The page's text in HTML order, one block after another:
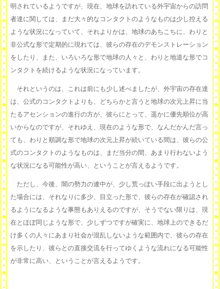
明されているようですが、現在、地球を訪れている外宇宙からの訪問
者達に関しては、まだ大々的なコンタクトのようなものは少し控える
ような状況になっていて、それよりかは、地球のあちこちに、わりと
非公式な形で定期的に現れては、彼らの存在のデモンストレーション
をしたり、また、いろいろな形で地球の人々と、わりと地道な形でコ
ンタクトを続けるような状況になっています。
それというのは、これは前にも少し述べましたが、外宇宙の存在達
は、公式のコンタクトよりも、どちらかと言うと地球の次元上昇に当
たるアセンションの進行の方が、彼らにとって、遥かに優先順位が高
いからなのですが、それゆえ、現在のような形で、なんだかんだ言っ
ても、わりと順調な形で地球の次元上昇が続いている間は、彼らの公
式のコンタクトのようなものは、まだ当分の間、あまり行わないよう
な状況になる可能性が高い、ということが言えるようです。
ただし、今後、闇の勢力の連中が、少し荒っぽい手段に出ようとし
た場合には、それなりに多少、目立った形で、彼らの存在が確認され
るようになるような事態もありえるのですが、そうでない限りは、現
在とほぼ同じような形で、少しずつですが確実に、地球上のできるだ
け多くの人々にあまり社会が混乱しないような範囲内で、彼らの存在
を示したり、彼らとの直接交流を行ってゆくような流れになる可能性
が非常に高い、ということが言えるようです。